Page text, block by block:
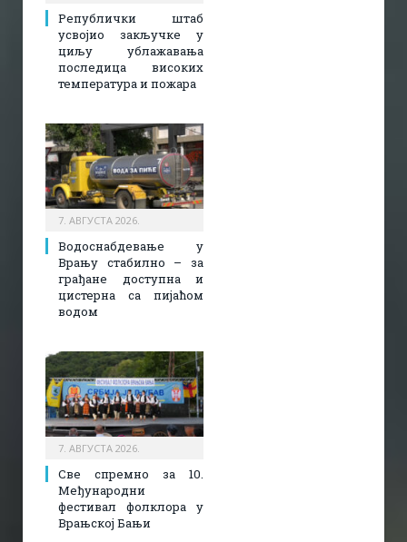
Републички штаб
усвојио закључке у
циљу ублажавања
последица високих
температура и пожара​
7. АВГУСТА 2026.
Водоснабдевање у
Врању стабилно – за
грађане доступна и
цистерна са пијаћом
водом
7. АВГУСТА 2026.
Све спремно за 10.
Међународни
фестивал фолклора у
Врањској Бањи